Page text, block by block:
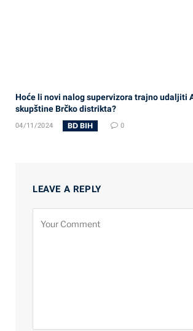
Hoće li novi nalog supervizora trajno udaljiti
skupštine Brčko distrikta?
04/11/2024 BD BIH 0
LEAVE A REPLY